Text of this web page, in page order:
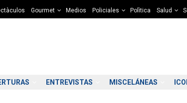
Gourmet Medios Policiales Polìtica Salud
ENTREVISTAS MISCELÁNEAS